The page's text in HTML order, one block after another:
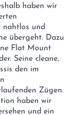
haben wir
nahtlos und
übergeht. Dazu
Flat Mount
Seine cleane,
den im
Zügen.
haben wir
und ein